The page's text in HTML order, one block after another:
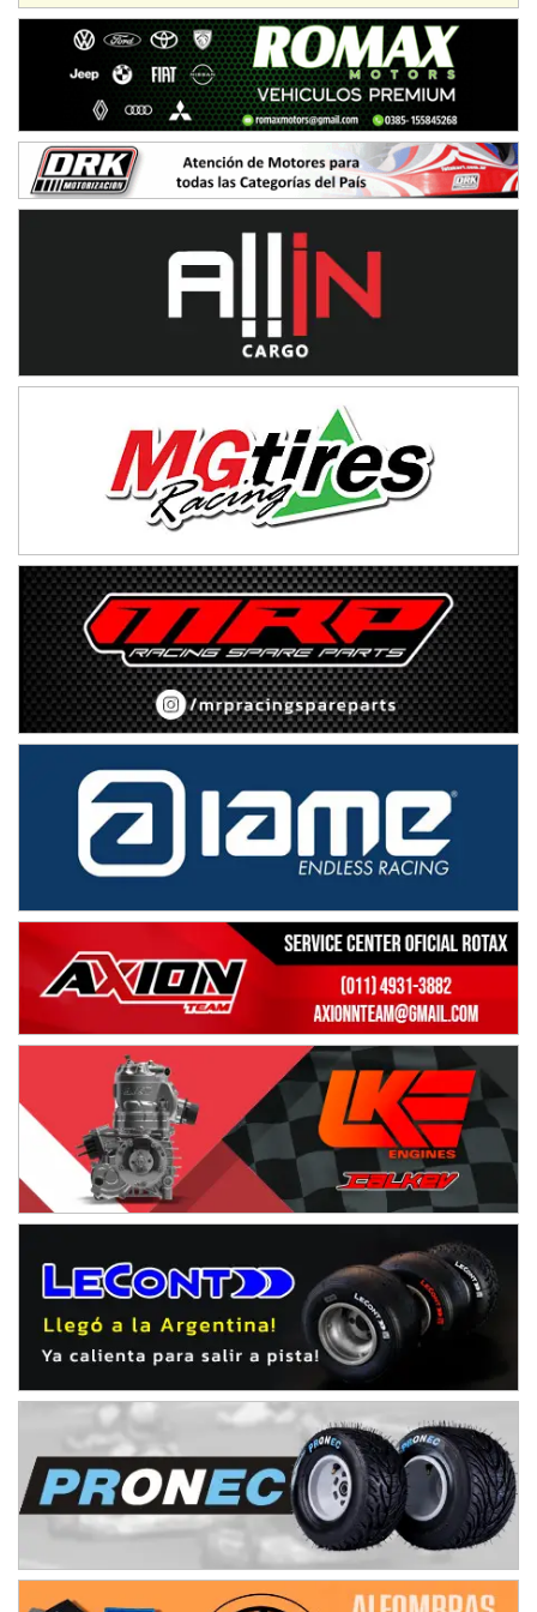
IAME SERIES ARGENTINA 6
Ramiro Tot (Asfalto)
Baradero (Buenos Aires)
KDO - F6
Ciudad de Trenque Lauquen (Asfalto)
Trenque Lauquen (Buenos Aires)
ENTRERRIANO - F6 (POSTERGADA)
PATAGONICO - F6
Gral. E. Godoy (Río Negro)
Juventud Unida (Tierra)
Humboldt (Santa Fe)
NORESTE SANTAFESINO - F6
Ciudad de Avellaneda (Asfalto)
Avellaneda (Santa Fe)
SUR SANTAFESINO - F4
José Samuel Sánchez (Tierra)
Rufino (Santa Fe)
TUCUMANO - F5
Juan Navarro (Asfalto)
El Timbó (Tucumán)